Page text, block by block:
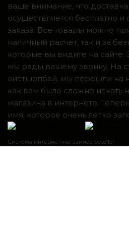
ваше внимание, что
осуществляется бесплатно
заказа. Все товары можно
наличный расчет, так и за
которые вы видите на сайте.
мы рады вашему звонку. На
аистшопбай, мы перешли на
как вам было сложно искать
магазина в интернете.
имя, которое очень легко
Система интернет-магазинов beseller